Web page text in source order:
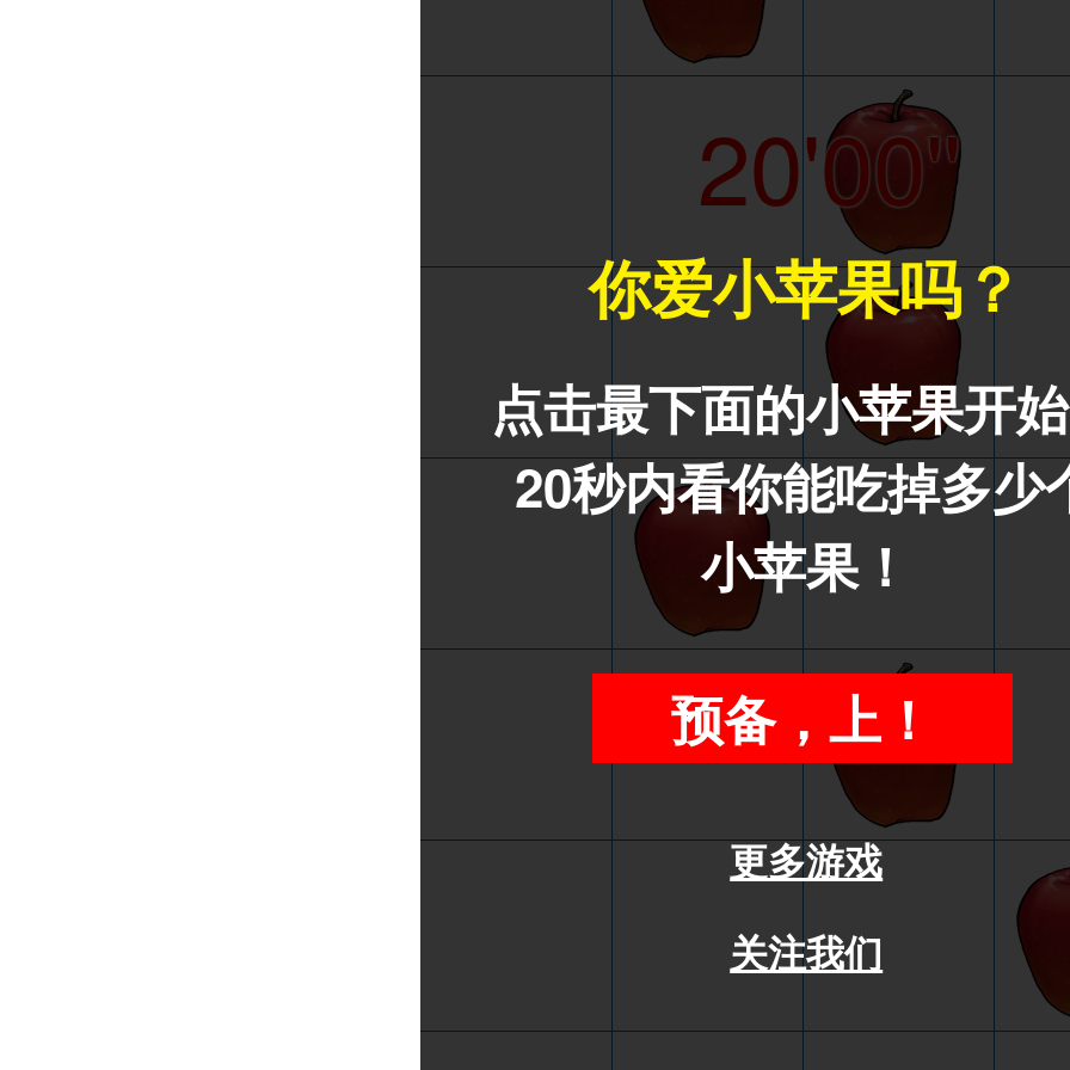
20'00''
你爱小苹果吗？
点击最下面的小苹果开
20秒内看你能吃掉多少
小苹果！
预备，上！
更多游戏
关注我们